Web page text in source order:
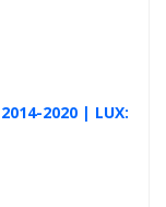
2020 | LUX: